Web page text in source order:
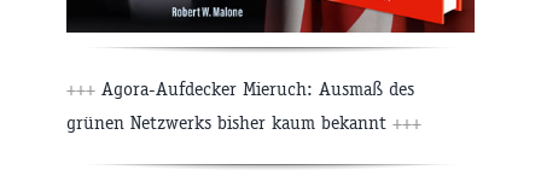
+++ Agora-Aufdecker Mieruch: Ausmaß des
grünen Netzwerks bisher kaum bekannt +++